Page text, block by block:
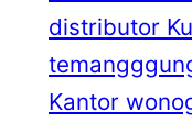
distributor
Kantor